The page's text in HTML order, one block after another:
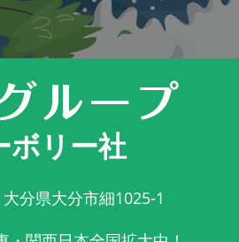
ボリー社
大分県大分市細1025-1